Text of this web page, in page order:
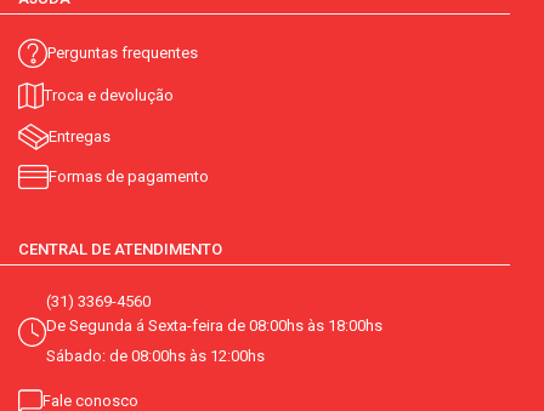
Perguntas frequentes
Troca e devolução
Entregas
Formas de pagamento
CENTRAL DE ATENDIMENTO
(31) 3369-4560
De Segunda á Sexta-feira de 08:00hs às 18:00hs
Sábado: de 08:00hs às 12:00hs
Fale conosco